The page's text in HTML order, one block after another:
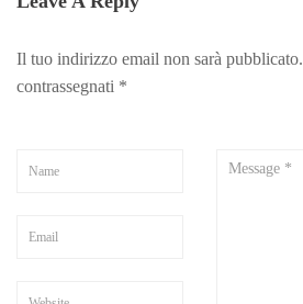
Il tuo indirizzo email non sarà pubblicato.
contrassegnati *